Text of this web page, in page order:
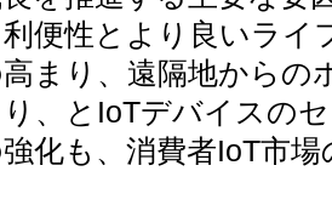
利便性とより良いライ
まり、遠隔地からの
り、とIoTデバイスの
化も、消費者IoT市